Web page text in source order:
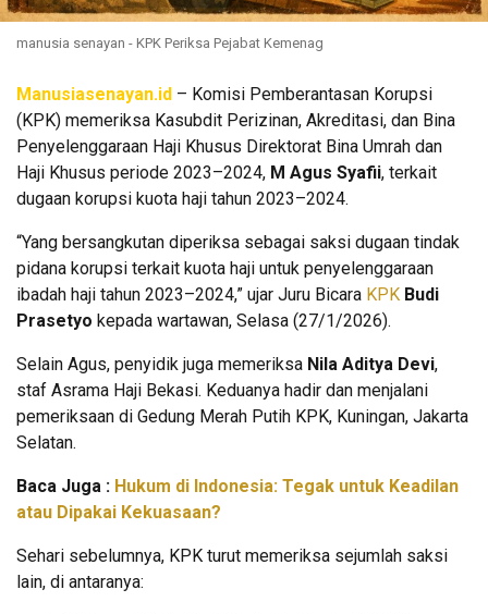
manusia senayan - KPK Periksa Pejabat Kemenag
Manusiasenayan.id – Komisi Pemberantasan Korupsi
(KPK) memeriksa Kasubdit Perizinan, Akreditasi, dan Bina
Penyelenggaraan Haji Khusus Direktorat Bina Umrah dan
Haji Khusus periode 2023–2024, M Agus Syafii, terkait
dugaan korupsi kuota haji tahun 2023–2024.
“Yang bersangkutan diperiksa sebagai saksi dugaan tindak
pidana korupsi terkait kuota haji untuk penyelenggaraan
ibadah haji tahun 2023–2024,” ujar Juru Bicara KPK Budi
Prasetyo kepada wartawan, Selasa (27/1/2026).
Selain Agus, penyidik juga memeriksa Nila Aditya Devi,
staf Asrama Haji Bekasi. Keduanya hadir dan menjalani
pemeriksaan di Gedung Merah Putih KPK, Kuningan, Jakarta
Selatan.
Baca Juga : Hukum di Indonesia: Tegak untuk Keadilan
atau Dipakai Kekuasaan?
Sehari sebelumnya, KPK turut memeriksa sejumlah saksi
lain, di antaranya: